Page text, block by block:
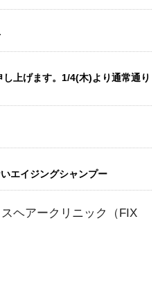
上げます。1/4(木)より通常通り
エイジングシャンプー
ヘアークリニック（FIX